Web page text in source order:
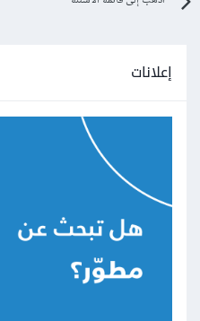
إعلانات